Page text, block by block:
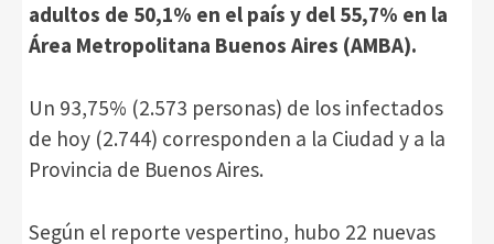
adultos de 50,1% en el país y del 55,7% en la
Área Metropolitana Buenos Aires (AMBA).
Un 93,75% (2.573 personas) de los infectados
de hoy (2.744) corresponden a la Ciudad y a la
Provincia de Buenos Aires.
Según el reporte vespertino, hubo 22 nuevas